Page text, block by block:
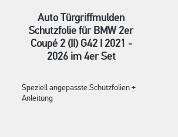
Auto Türgriffmulden
Schutzfolie für BMW 2er
Coupé 2 (II) G42 I 2021 -
2026 im 4er Set
Speziell angepasste Schutzfolien +
Anleitung